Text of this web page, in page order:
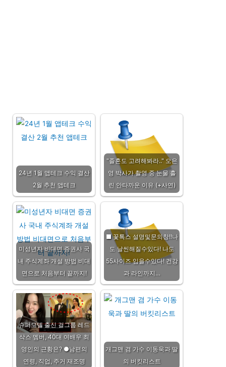
24년 1월 앱테크 수익 결산
2월 추천 앱테크
"졸혼도 고려해봐라.." 오은
영 박사가 촬영 중 눈물 흘
린 안타까운 이유 (+사연)
미성년자 비대면 증권사 국
내 주식계좌 개설 방법 비대
면으로 처음부터 끝까지!
■ 꽃톡스 설명및문의창!!나
도 날씬해질수있다! 나도
55사이즈 입을수있다! 건강
과 라인까지…
슈퍼모델 출신 걸그룹 레드
삭스 멤버, 40대 여배우 최
영인의 근황은? ●남편의
연령, 직업, 주거 재조명
개그맨 겸 가수 이동욱과 딸
의 버킷리스트